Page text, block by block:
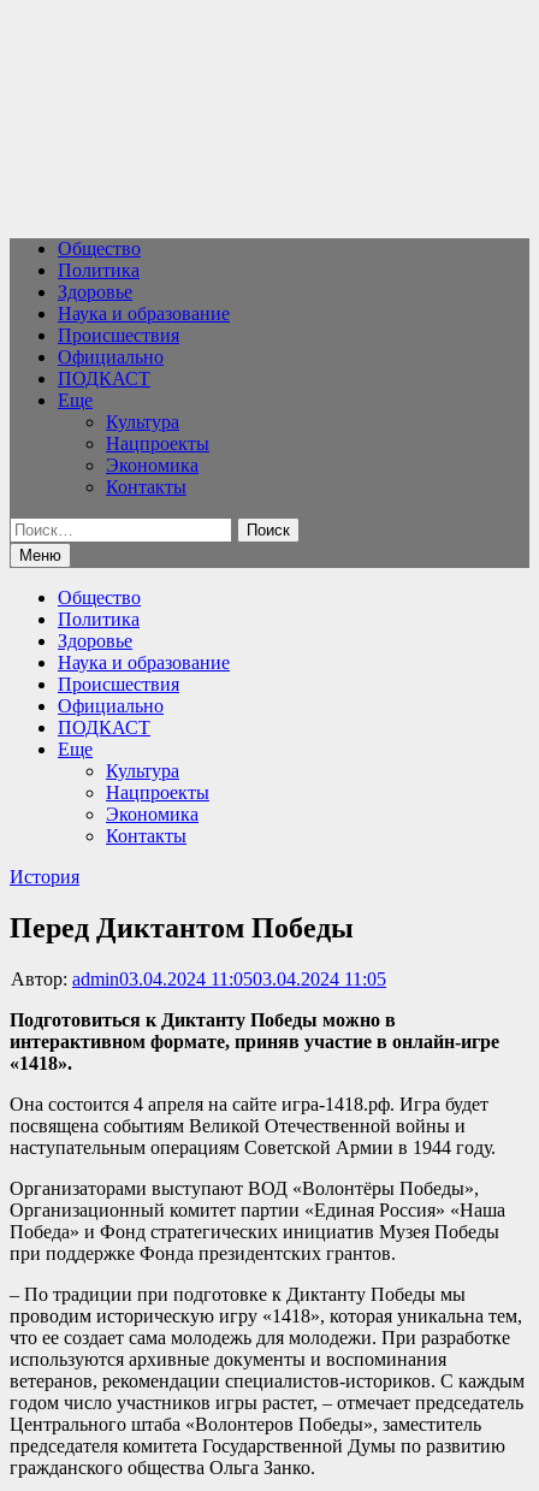
Общество
Политика
Здоровье
Наука и образование
Происшествия
Официально
ПОДКАСТ
Еще
Культура
Нацпроекты
Экономика
Контакты
Найти:
Меню
Общество
Политика
Здоровье
Наука и образование
Происшествия
Официально
ПОДКАСТ
Еще
Культура
Нацпроекты
Экономика
Контакты
История
Перед Диктантом Победы
Автор: admin03.04.2024 11:0503.04.2024 11:05
Подготовиться к Диктанту Победы можно в
интерактивном формате, приняв участие в онлайн-игре
«1418».
Она состоится 4 апреля на сайте игра-1418.рф. Игра будет
посвящена событиям Великой Отечественной войны и
наступательным операциям Советской Армии в 1944 году.
Организаторами выступают ВОД «Волонтёры Победы»,
Организационный комитет партии «Единая Россия» «Наша
Победа» и Фонд стратегических инициатив Музея Победы
при поддержке Фонда президентских грантов.
– По традиции при подготовке к Диктанту Победы мы
проводим историческую игру «1418», которая уникальна тем,
что ее создает сама молодежь для молодежи. При разработке
используются архивные документы и воспоминания
ветеранов, рекомендации специалистов-историков. С каждым
годом число участников игры растет, – отмечает председатель
Центрального штаба «Волонтеров Победы», заместитель
председателя комитета Государственной Думы по развитию
гражданского общества Ольга Занко.